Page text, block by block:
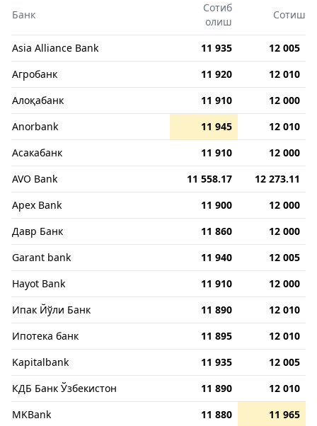
Банк
Сотиб
олиш
Сотиш
Asia Alliance Bank 11 935
12 005
Агробанк
11 920
12 010
Алоқабанк
11 910
12 000
Anorbank
11 945
12 010
Асакабанк
11 910
12 000
AVO Bank
11 558.17
12 273.11
Apex Bank
11 900
12 000
Давр Банк
11 860
12 000
Garant bank
11 940
12 005
Hayot Bank
11 910
12 000
Ипак Йўли Банк
11 890
12 010
Ипотека банк
11 895
12 010
Kapitalbank
11 935
12 005
КДБ Банк Ўзбекистон
11 890
12 010
MKBank
11 880
11 965